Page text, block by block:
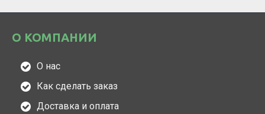
О КОМПАНИИ
О нас
Как сделать заказ
Доставка и оплата